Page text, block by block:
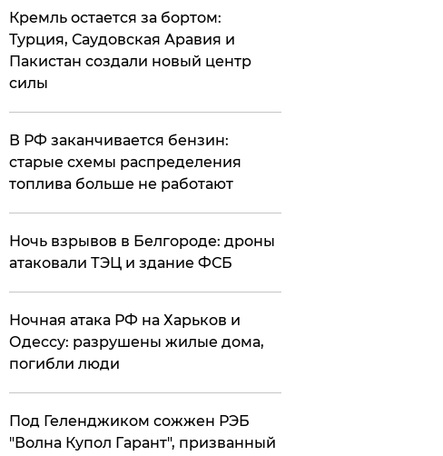
​Кремль остается за бортом:
Турция, Саудовская Аравия и
Пакистан создали новый центр
силы
​В РФ заканчивается бензин:
старые схемы распределения
топлива больше не работают
​Ночь взрывов в Белгороде: дроны
атаковали ТЭЦ и здание ФСБ
​Ночная атака РФ на Харьков и
Одессу: разрушены жилые дома,
погибли люди
Под Геленджиком сожжен РЭБ
"Волна Купол Гарант", призванный